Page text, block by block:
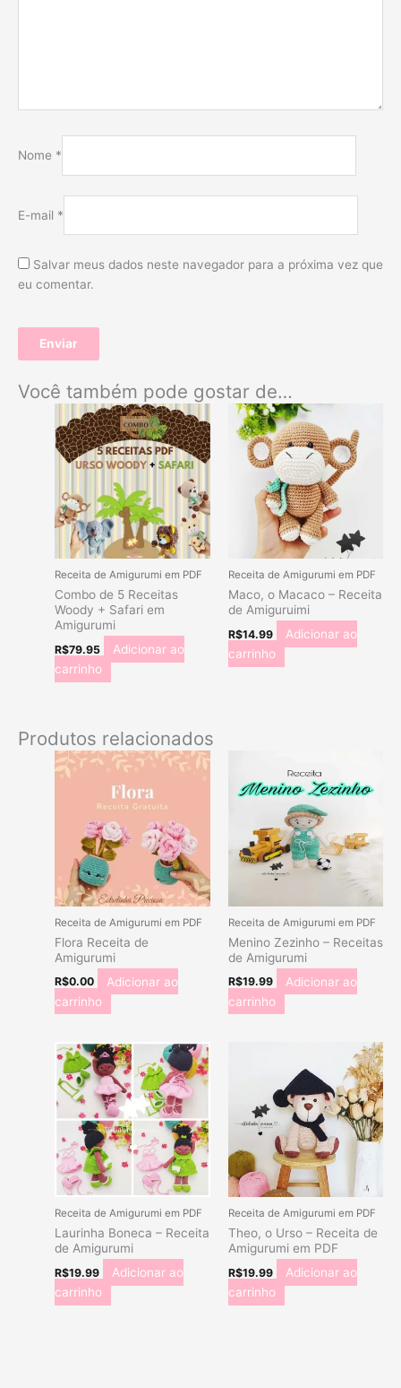
Nome *
E-mail *
Salvar meus dados neste navegador para a próxima vez que
eu comentar.
Você também pode gostar de…
Receita de Amigurumi em PDF
Combo de 5 Receitas
Woody + Safari em
Amigurumi
R$79.95
Adicionar ao
carrinho
Receita de Amigurumi em PDF
Maco, o Macaco – Receita
de Amiguruimi
R$14.99
Adicionar ao
carrinho
Produtos relacionados
Receita de Amigurumi em PDF
Flora Receita de
Amigurumi
R$0.00
Adicionar ao
carrinho
Receita de Amigurumi em PDF
Menino Zezinho – Receitas
de Amigurumi
R$19.99
Adicionar ao
carrinho
Receita de Amigurumi em PDF
Laurinha Boneca – Receita
de Amigurumi
R$19.99
Adicionar ao
carrinho
Receita de Amigurumi em PDF
Theo, o Urso – Receita de
Amigurumi em PDF
R$19.99
Adicionar ao
carrinho